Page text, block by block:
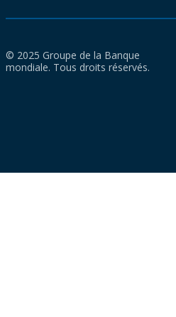
© 2025 Groupe de la Banque
mondiale. Tous droits réservés.